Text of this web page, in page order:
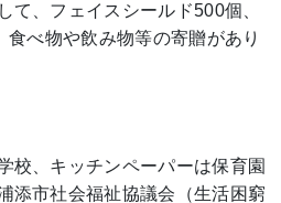
て、フェイスシールド500個、
べ物や飲み物等の寄贈があり
校、キッチンペーパーは保育園
添市社会福祉協議会（生活困窮